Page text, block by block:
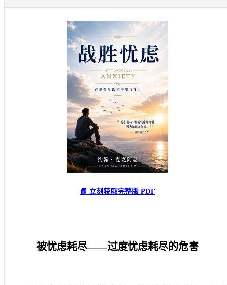
📘 立刻获取完整版 PDF
被忧虑耗尽——过度忧虑耗尽的危害